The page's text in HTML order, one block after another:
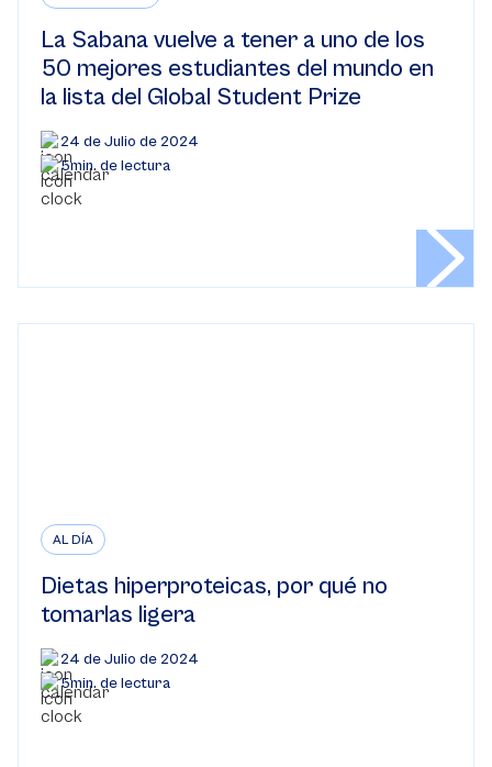
La Sabana vuelve a tener a uno de los
50 mejores estudiantes del mundo en
la lista del Global Student Prize
24 de Julio de 2024
5min. de lectura
AL DÍA
Dietas hiperproteicas, por qué no
tomarlas ligera
24 de Julio de 2024
5min. de lectura